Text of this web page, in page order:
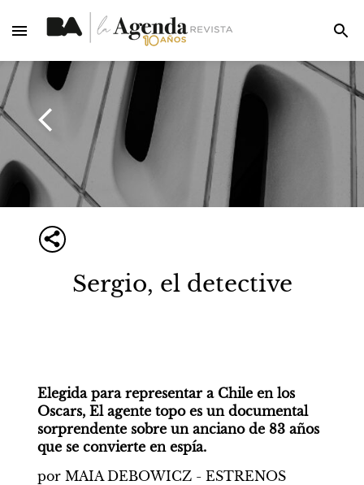
Sergio, el detective
Elegida para representar a Chile en los
Oscars, El agente topo es un documental
sorprendente sobre un anciano de 83 años
que se convierte en espía.
por MAIA DEBOWICZ - ESTRENOS